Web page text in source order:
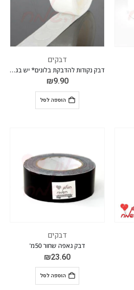
דבקים
דבק נקודות להדבקת בלונים* יש בגליל 100 נקודות
₪9.90
הוספה לסל
דבקים
דבק גאפה שחור 50מ'
₪23.60
הוספה לסל